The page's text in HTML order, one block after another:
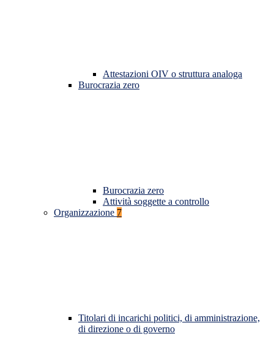
Attestazioni OIV o struttura analoga
Burocrazia zero
Burocrazia zero
Attività soggette a controllo
Organizzazione 7
Titolari di incarichi politici, di amministrazione,
di direzione o di governo